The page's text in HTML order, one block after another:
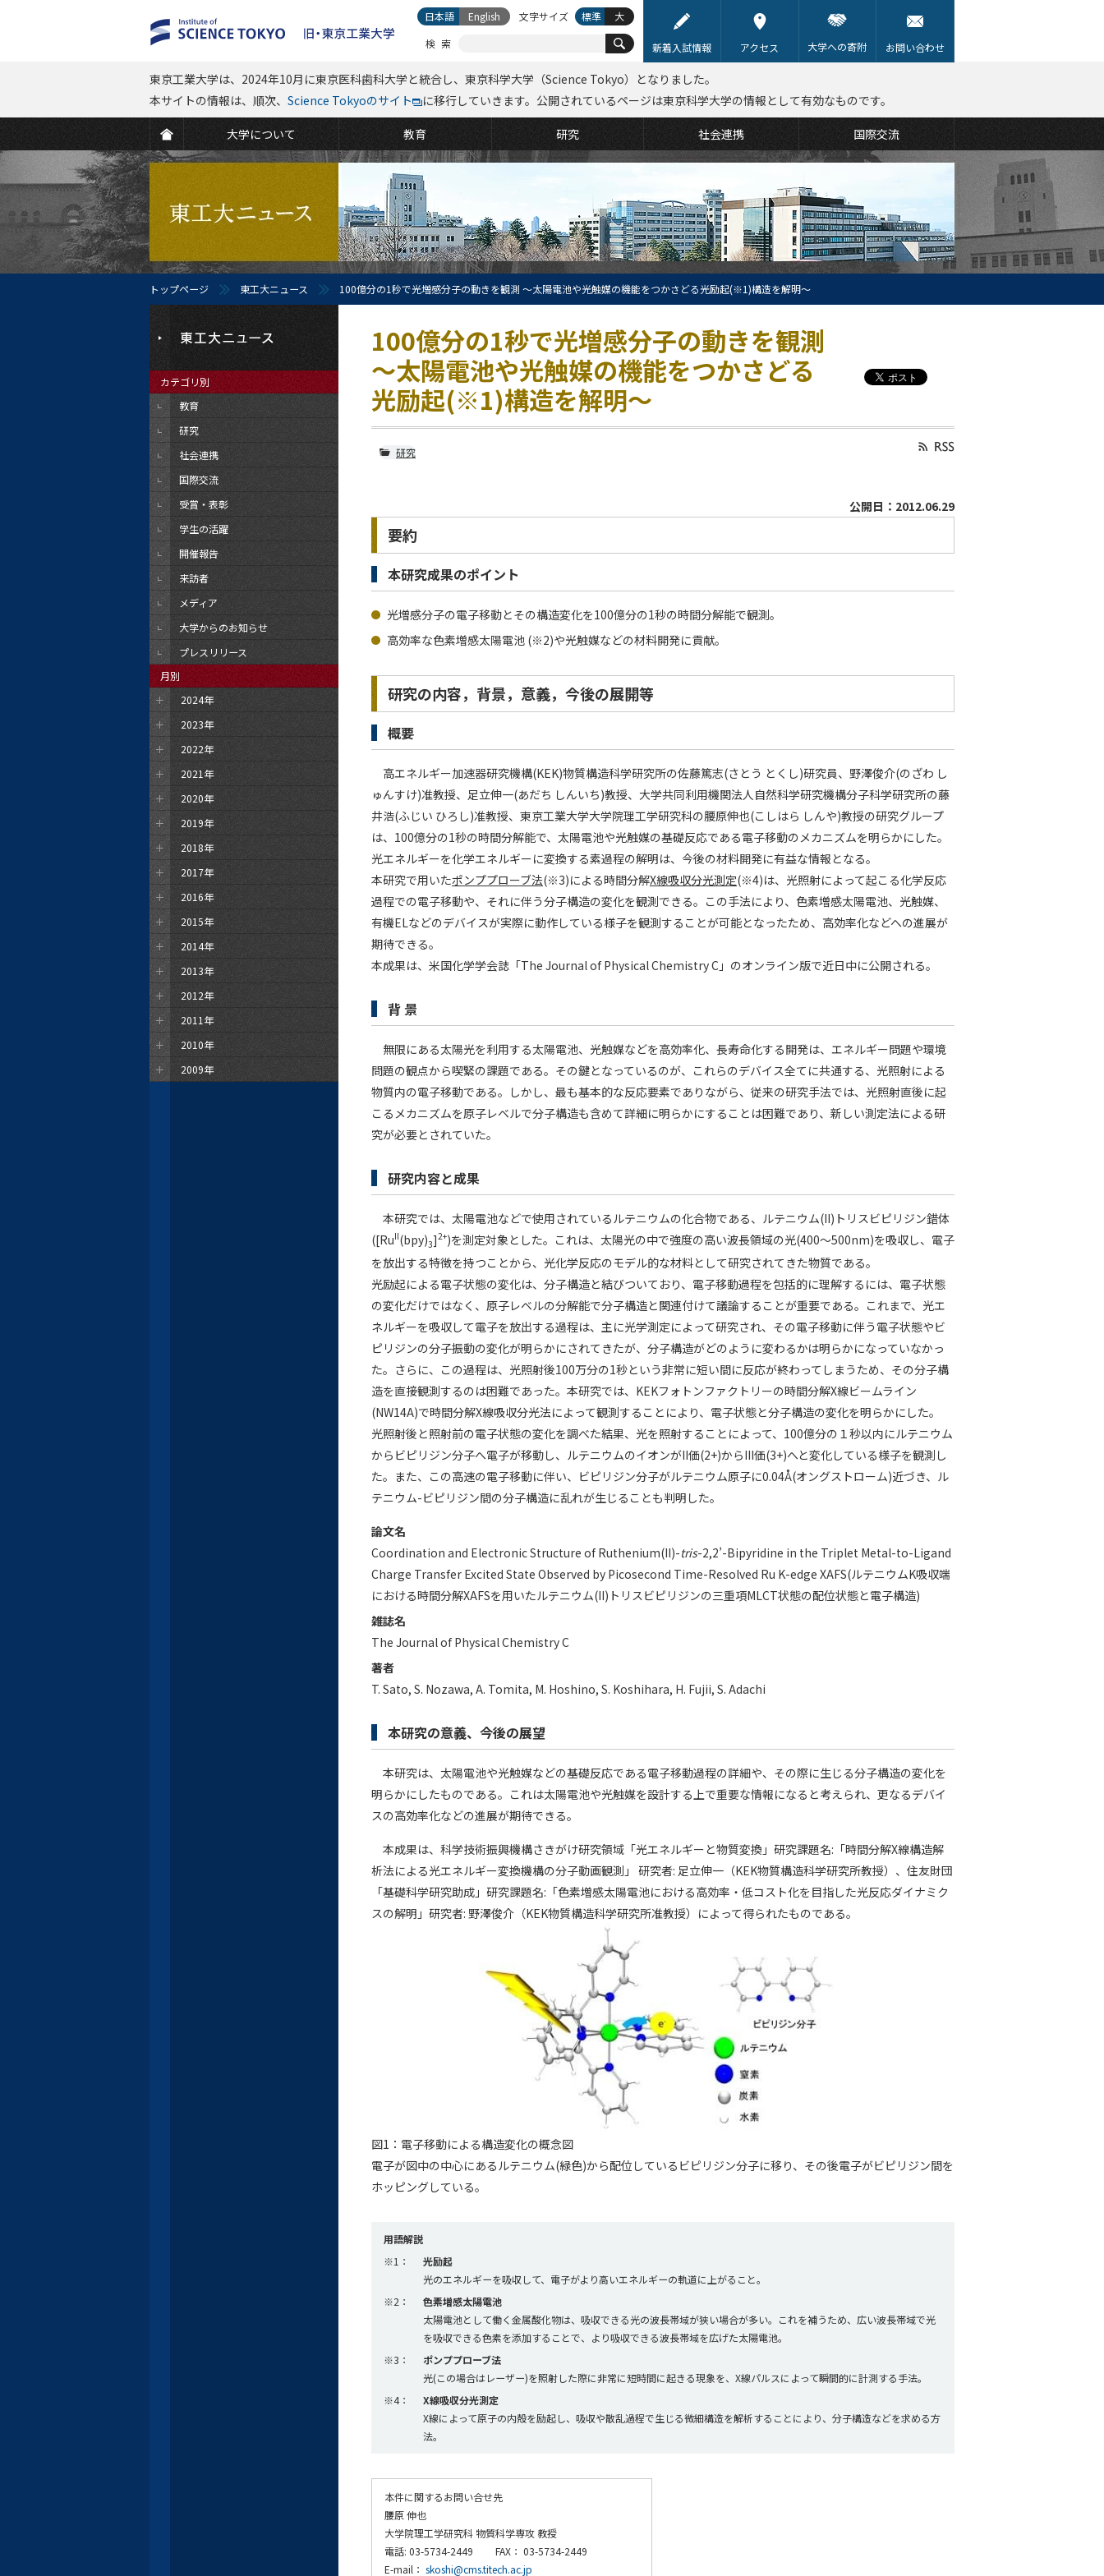
新着入試情報 アクセス 大学への寄附 お問い合わせ
大学について 教育 研究 社会連携 国際交流
東京工業大学は、2024年10月に東京医科歯科大学と統合し、東京科学大学（Science Tokyo）となりました。
本サイトの情報は、順次、 Science Tokyoのサイト に移行していきます。公開されているページは東京科学大学の情報として有効なものです。
検索
日本語 English 文字サイズ 標準 大
トップページ 東工大ニュース 100億分の1秒で光増感分子の動きを観測 ～太陽電池や光触媒の機能をつかさどる光励起(※1)構造を解明～
100億分の1秒で光増感分子の動きを観測
～太陽電池や光触媒の機能をつかさどる
光励起(※1)構造を解明～
研究
公開日：2012.06.29
要約
本研究成果のポイント
光増感分子の電子移動とその構造変化を100億分の1秒の時間分解能で観測。
高効率な色素増感太陽電池 (※2)や光触媒などの材料開発に貢献。
研究の内容，背景，意義，今後の展開等
概要
高エネルギー加速器研究機構(KEK)物質構造科学研究所の佐藤篤志(さとう とくし)研究員、野澤俊介(のざわ し
ゅんすけ)准教授、足立伸一(あだち しんいち)教授、大学共同利用機関法人自然科学研究機構分子科学研究所の藤
井浩(ふじい ひろし)准教授、東京工業大学大学院理工学研究科の腰原伸也(こしはら しんや)教授の研究グループ
は、100億分の1秒の時間分解能で、太陽電池や光触媒の基礎反応である電子移動のメカニズムを明らかにした。
光エネルギーを化学エネルギーに変換する素過程の解明は、今後の材料開発に有益な情報となる。
本研究で用いたポンププローブ法(※3)による時間分解X線吸収分光測定(※4)は、光照射によって起こる化学反応
過程での電子移動や、それに伴う分子構造の変化を観測できる。この手法により、色素増感太陽電池、光触媒、
有機ELなどのデバイスが実際に動作している様子を観測することが可能となったため、高効率化などへの進展が
期待できる。
本成果は、米国化学学会誌「The Journal of Physical Chemistry C」のオンライン版で近日中に公開される。
背 景
無限にある太陽光を利用する太陽電池、光触媒などを高効率化、長寿命化する開発は、エネルギー問題や環境
問題の観点から喫緊の課題である。その鍵となっているのが、これらのデバイス全てに共通する、光照射による
物質内の電子移動である。しかし、最も基本的な反応要素でありながら、従来の研究手法では、光照射直後に起
こるメカニズムを原子レベルで分子構造も含めて詳細に明らかにすることは困難であり、新しい測定法による研
究が必要とされていた。
研究内容と成果
本研究では、太陽電池などで使用されているルテニウムの化合物である、ルテニウム(II)トリスビピリジン錯体
([RuII(bpy)3]2+)を測定対象とした。これは、太陽光の中で強度の高い波長領域の光(400～500nm)を吸収し、電子
を放出する特徴を持つことから、光化学反応のモデル的な材料として研究されてきた物質である。
光励起による電子状態の変化は、分子構造と結びついており、電子移動過程を包括的に理解するには、電子状態
の変化だけではなく、原子レベルの分解能で分子構造と関連付けて議論することが重要である。これまで、光エ
ネルギーを吸収して電子を放出する過程は、主に光学測定によって研究され、その電子移動に伴う電子状態やビ
ピリジンの分子振動の変化が明らかにされてきたが、分子構造がどのように変わるかは明らかになっていなかっ
た。さらに、この過程は、光照射後100万分の1秒という非常に短い間に反応が終わってしまうため、その分子構
造を直接観測するのは困難であった。本研究では、KEKフォトンファクトリーの時間分解X線ビームライン
(NW14A)で時間分解X線吸収分光法によって観測することにより、電子状態と分子構造の変化を明らかにした。
光照射後と照射前の電子状態の変化を調べた結果、光を照射することによって、100億分の１秒以内にルテニウム
からビピリジン分子へ電子が移動し、ルテニウムのイオンがII価(2+)からIII価(3+)へと変化している様子を観測し
た。また、この高速の電子移動に伴い、ビピリジン分子がルテニウム原子に0.04Å(オングストローム)近づき、ル
テニウム-ビピリジン間の分子構造に乱れが生じることも判明した。
論文名
Coordination and Electronic Structure of Ruthenium(II)-tris-2,2’-Bipyridine in the Triplet Metal-to-Ligand
Charge Transfer Excited State Observed by Picosecond Time-Resolved Ru K-edge XAFS(ルテニウムK吸収端
における時間分解XAFSを用いたルテニウム(II)トリスビピリジンの三重項MLCT状態の配位状態と電子構造)
雑誌名
The Journal of Physical Chemistry C
著者
T. Sato, S. Nozawa, A. Tomita, M. Hoshino, S. Koshihara, H. Fujii, S. Adachi
本研究の意義、今後の展望
本研究は、太陽電池や光触媒などの基礎反応である電子移動過程の詳細や、その際に生じる分子構造の変化を
明らかにしたものである。これは太陽電池や光触媒を設計する上で重要な情報になると考えられ、更なるデバイ
スの高効率化などの進展が期待できる。
本成果は、科学技術振興機構さきがけ研究領域「光エネルギーと物質変換」研究課題名:「時間分解X線構造解
析法による光エネルギー変換機構の分子動画観測」 研究者: 足立伸一（KEK物質構造科学研究所教授）、住友財団
「基礎科学研究助成」研究課題名:「色素増感太陽電池における高効率・低コスト化を目指した光反応ダイナミク
スの解明」研究者: 野澤俊介（KEK物質構造科学研究所准教授）によって得られたものである。
図1：電子移動による構造変化の概念図
電子が図中の中心にあるルテニウム(緑色)から配位しているビピリジン分子に移り、その後電子がビピリジン間を
ホッピングしている。
用語解説
※1：
光励起
光のエネルギーを吸収して、電子がより高いエネルギーの軌道に上がること。
※2：
色素増感太陽電池
太陽電池として働く金属酸化物は、吸収できる光の波長帯域が狭い場合が多い。これを補うため、広い波長帯域で光
を吸収できる色素を添加することで、より吸収できる波長帯域を広げた太陽電池。
※3：
ポンププローブ法
光(この場合はレーザー)を照射した際に非常に短時間に起きる現象を、X線パルスによって瞬間的に計測する手法。
※4：
X線吸収分光測定
X線によって原子の内殻を励起し、吸収や散乱過程で生じる微細構造を解析することにより、分子構造などを求める方
法。
本件に関するお問い合せ先
腰原 伸也
大学院理工学研究科 物質科学専攻 教授
電話: 03-5734-2449 FAX： 03-5734-2449
E-mail： skoshi@cms.titech.ac.jp
カテゴリ別
教育
研究
社会連携
国際交流
受賞・表彰
学生の活躍
開催報告
来訪者
メディア
大学からのお知らせ
プレスリリース
月別
2024年
2023年
2022年
2021年
2020年
2019年
2018年
2017年
2016年
2015年
2014年
2013年
2012年
2011年
2010年
2009年